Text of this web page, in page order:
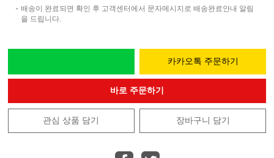
배송이 완료되면 확인 후 고객센터에서 문자메시지로 배송완료안내 알림
을 드립니다.
카카오톡 주문하기
바로 주문하기
관심 상품 담기 장바구니 담기